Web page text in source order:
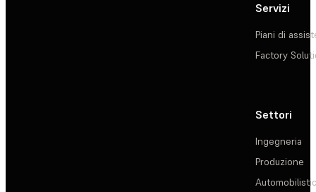
Servizi
Piani di
Factory
Settori
Ingegneria
Produzione